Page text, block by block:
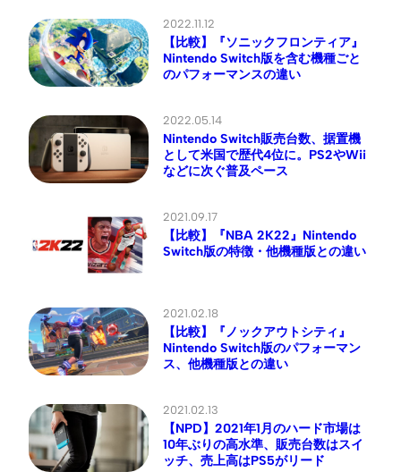
2022.11.12
【比較】『ソニックフロンティア』
Nintendo Switch版を含む機種ごと
のパフォーマンスの違い
2022.05.14
Nintendo Switch販売台数、据置機
として米国で歴代4位に。PS2やWii
などに次ぐ普及ペース
2021.09.17
【比較】『NBA 2K22』Nintendo
Switch版の特徴・他機種版との違い
2021.02.18
【比較】『ノックアウトシティ』
Nintendo Switch版のパフォーマン
ス、他機種版との違い
2021.02.13
【NPD】2021年1月のハード市場は
10年ぶりの高水準、販売台数はスイ
ッチ、売上高はPS5がリード